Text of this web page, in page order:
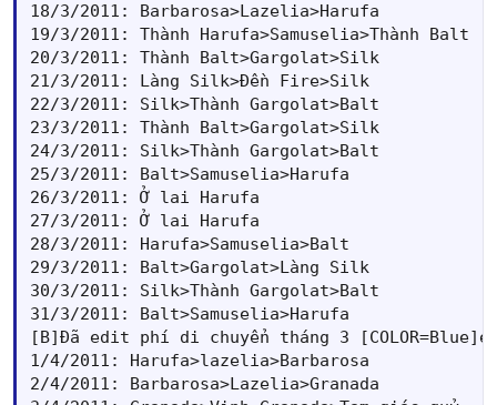
18/3/2011: Barbarosa>Lazelia>Harufa
19/3/2011: Thành Harufa>Samuselia>Thành Balt
20/3/2011: Thành Balt>Gargolat>Silk
21/3/2011: Làng Silk>Đền Fire>Silk
22/3/2011: Silk>Thành Gargolat>Balt
23/3/2011: Thành Balt>Gargolat>Silk
24/3/2011: Silk>Thành Gargolat>Balt
25/3/2011: Balt>Samuselia>Harufa
26/3/2011: Ở lai Harufa
27/3/2011: Ở lai Harufa
28/3/2011: Harufa>Samuselia>Balt
29/3/2011: Balt>Gargolat>Làng Silk
30/3/2011: Silk>Thành Gargolat>Balt
31/3/2011: Balt>Samuselia>Harufa
[B]Đã edit phí di chuyển tháng 3
1/4/2011: Harufa>lazelia>Barbarosa
2/4/2011: Barbarosa>Lazelia>Granada